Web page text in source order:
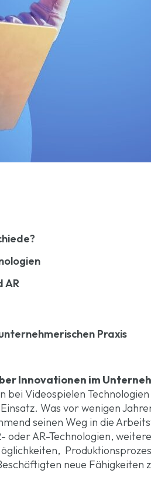
AR
Praxis
Innovationen im
Videospielen
Was vor wenigen
seinen Weg in die
AR-Technologien,
neue Fähigkeiten